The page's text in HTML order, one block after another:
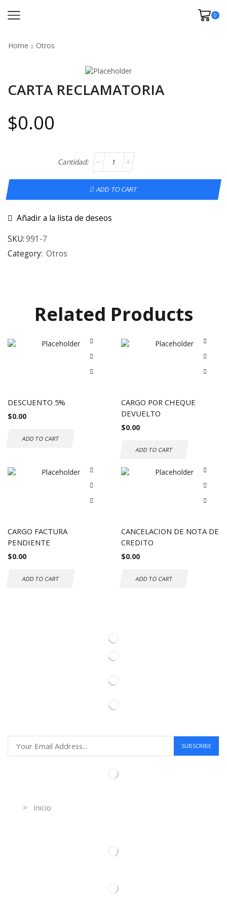
0
Home Otros
CARTA RECLAMATORIA
$0.00
ADD TO CART
Añadir a la lista de deseos
SKU:991-7
Category: Otros
Related Products
DESCUENTO 5%
$0.00
ADD TO CART
CARGO POR CHEQUE
DEVUELTO
$0.00
ADD TO CART
CARGO FACTURA
PENDIENTE
$0.00
ADD TO CART
CANCELACION DE NOTA DE
CREDITO
$0.00
ADD TO CART
> Inicio